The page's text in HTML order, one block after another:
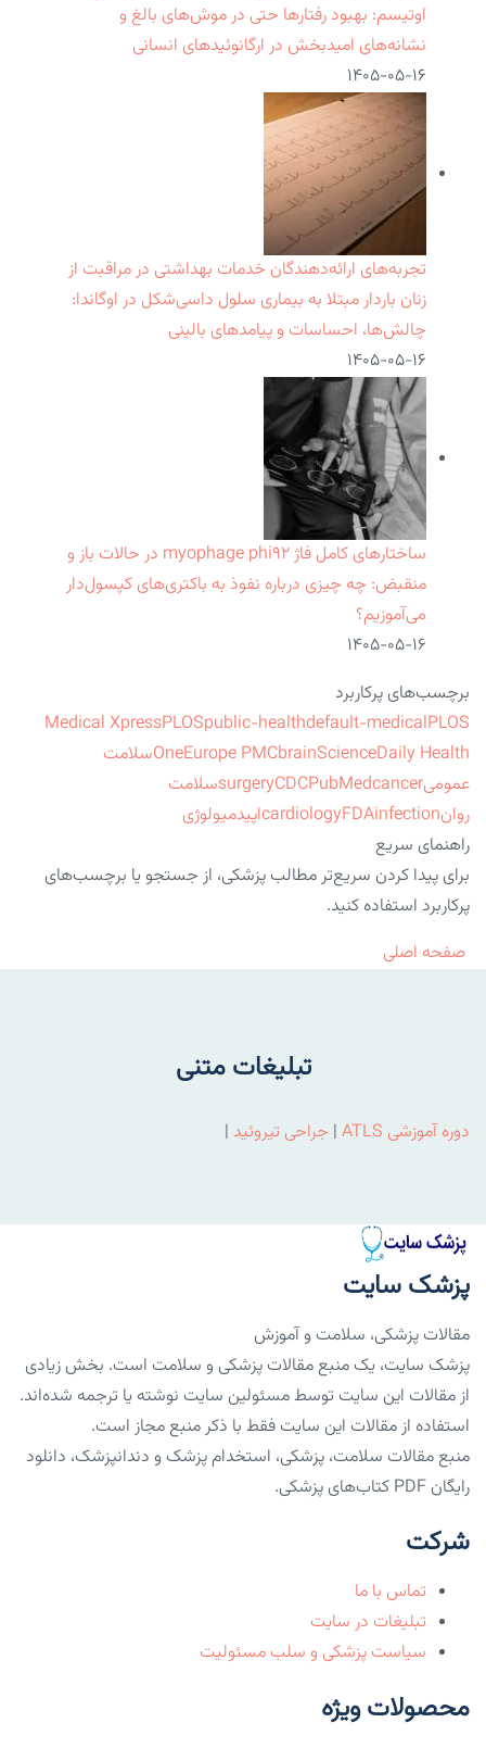
اوتیسم: بهبود رفتارها حتی در موش‌های بالغ و
نشانه‌های امیدبخش در ارگانوئیدهای انسانی
۱۴۰۵-۰۵-۱۶
تجربه‌های ارائه‌دهندگان خدمات بهداشتی در مراقبت از
زنان باردار مبتلا به بیماری سلول داسی‌شکل در اوگاندا:
چالش‌ها، احساسات و پیامدهای بالینی
۱۴۰۵-۰۵-۱۶
ساختارهای کامل فاژ myophage phi۹۲ در حالات باز و
منقبض: چه چیزی درباره نفوذ به باکتری‌های کپسول‌دار
می‌آموزیم؟
۱۴۰۵-۰۵-۱۶
برچسب‌های پرکاربرد
Medical XpressPLOSpublic-healthdefault-medicalPLOS
OneEurope PMCbrainScienceDaily Health
سلامت
عمومی
surgeryCDCPubMedcancer
سلامت
روان
cardiologyFDAinfection
اپیدمیولوژی
راهنمای سریع
برای پیدا کردن سریع‌تر مطالب پزشکی، از جستجو یا برچسب‌های
پرکاربرد استفاده کنید.
صفحه اصلی
تبلیغات متنی
دوره آموزشی ATLS | جراحی تیروئید |
پزشک سایت
مقالات پزشکی، سلامت و آموزش
پزشک سایت، یک منبع مقالات پزشکی و سلامت است. بخش زیادی
از مقالات این سایت توسط مسئولین سایت نوشته یا ترجمه شده‌اند.
استفاده از مقالات این سایت فقط با ذکر منبع مجاز است.
منبع مقالات سلامت، پزشکی، استخدام پزشک و دندانپزشک، دانلود
رایگان PDF کتاب‌های پزشکی.
شرکت
تماس با ما
تبلیغات در سایت
سیاست پزشکی و سلب مسئولیت
محصولات ویژه